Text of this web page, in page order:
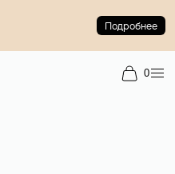
Подробнее
0